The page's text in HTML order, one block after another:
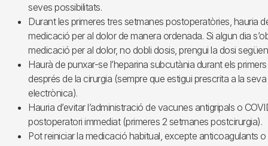
seves possibilitats.
Durant les primeres tres setmanes postoperatòries, hauria
medicació per al dolor de manera ordenada. Si algun dia
medicació per al dolor, no dobli dosis, prengui la dosi
Haurà de punxar-se l’heparina subcutània durant els
després de la cirurgia (sempre que estigui prescrita a la
electrònica).
Hauria d’evitar l’administració de vacunes antigripals o
postoperatori immediat (primeres 2 setmanes postcirurgia).
Pot reiniciar la medicació habitual, excepte anticoagulants